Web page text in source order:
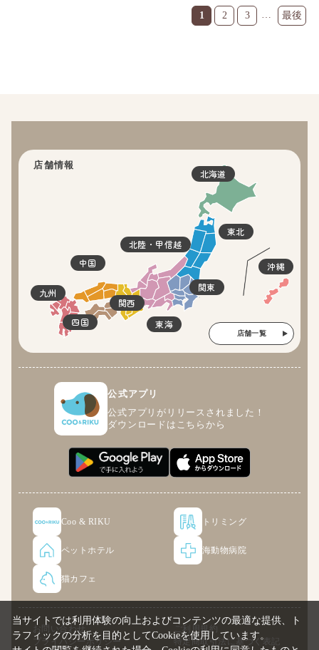
1 2 3
店舗情報
北海道
東北
関東
北陸・甲信越
東海
関西
四国
中国
九州
沖縄
店舗一覧
公式アプリ
公式アプリがリリースされました！
ダウンロードはこちらから
Coo & RIKU トリミング
ペットホテル 海動物病院
猫カフェ
お問い合わせ
ご利用規約
プライバシーポリシー
特定商取引法に基づく表記
当サイトでは利用体験の向上およびコンテンツの最適な提供、ト
ラフィックの分析を目的としてCookieを使用しています。